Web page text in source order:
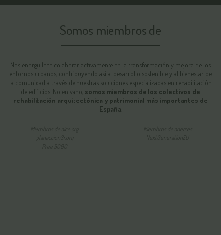
Somos miembros de
Nos enorgullece colaborar activamente en la transformación y mejora de los
entornos urbanos, contribuyendo así al desarrollo sostenible y al bienestar de
la comunidad a través de nuestras soluciones especializadas en rehabilitación
de edificios. No en vano, somos miembros de los colectivos de
rehabilitación arquitectónica y patrimonial más importantes de
España